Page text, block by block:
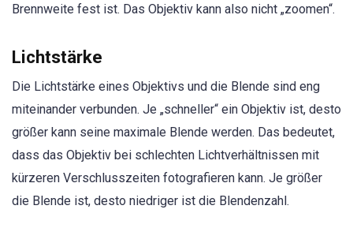
Brennweite fest ist. Das Objektiv kann also nicht „zoomen“.
Lichtstärke
Die Lichtstärke eines Objektivs und die Blende sind eng
miteinander verbunden. Je „schneller“ ein Objektiv ist, desto
größer kann seine maximale Blende werden. Das bedeutet,
dass das Objektiv bei schlechten Lichtverhältnissen mit
kürzeren Verschlusszeiten fotografieren kann. Je größer
die Blende ist, desto niedriger ist die Blendenzahl.